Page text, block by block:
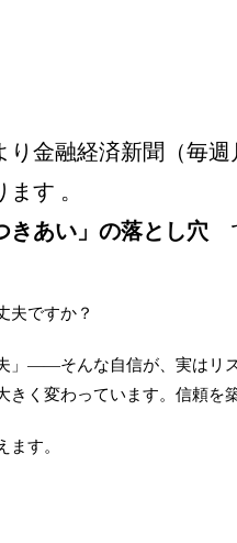
り金融経済新聞（毎
す 。
きあい」の落とし穴
夫ですか？
」——そんな自信が、実はリ
く変わっています。信頼を
ます。